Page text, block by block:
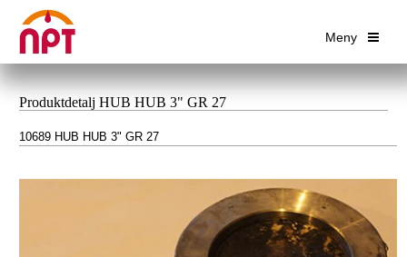
Meny
Produktdetalj HUB HUB 3" GR 27
10689 HUB HUB 3" GR 27